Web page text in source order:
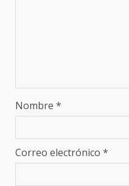
Nombre *
Correo electrónico *